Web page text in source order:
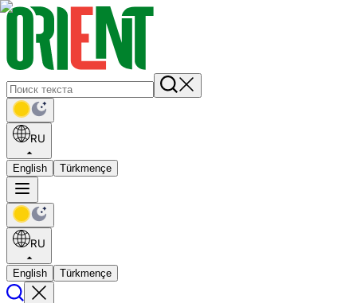
RU
English Türkmençe
RU
English Türkmençe